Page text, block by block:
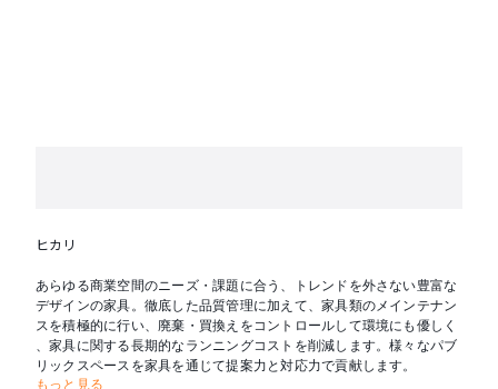
ヒカリ
あらゆる商業空間のニーズ・課題に合う、トレンドを外さない豊富な
デザインの家具。徹底した品質管理に加えて、家具類のメインテナン
スを積極的に行い、廃棄・買換えをコントロールして環境にも優しく
、家具に関する長期的なランニングコストを削減します。様々なパブ
リックスペースを家具を通じて提案力と対応力で貢献します。
もっと見る